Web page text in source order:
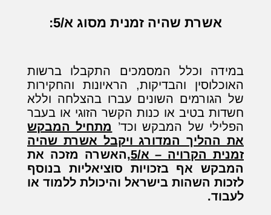
אשרת שהיה זמנית מסוג א/5:
במידה וכלל המסמכים התקבלו ברשות
האוכלוסין והבדיקות, הראיונות והחקירות
של הגורמים השונים עברו בהצלחה וללא
חשדות בטיב או כנות הקשר הזוגי או בעבר
הפלילי של המבקש וכד’ מתחיל המבקש
את ההליך המדורג ויקבל אשרת שהיה
זמנית הקרויה – א/5,
האשרה מזכה את
המבקש אף בזכויות סוציאליות בנוסף
לזכות השהות בישראל והיכולת ללמוד או
לעבוד.